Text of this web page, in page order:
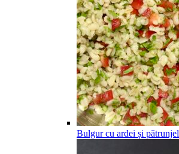
Bulgur cu ardei și pătrunjel